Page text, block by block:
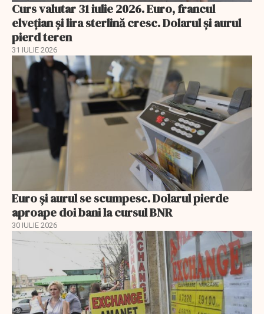
Curs valutar 31 iulie 2026. Euro, francul
elvețian și lira sterlină cresc. Dolarul și aurul
pierd teren
31 IULIE 2026
Euro și aurul se scumpesc. Dolarul pierde
aproape doi bani la cursul BNR
30 IULIE 2026